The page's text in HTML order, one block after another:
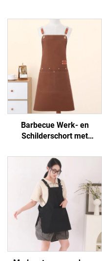
Barbecue Werk- en
Schilderschort met
Zakken voor Ober, Bakker,
Koken, Keukenchef